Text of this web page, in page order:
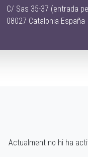
C/ Sas 35-37 (entrada
08027 Catalonia España
Actualment no hi ha